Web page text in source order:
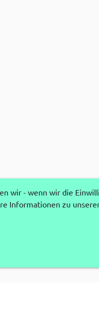
wir - wenn wir die
Informationen zu